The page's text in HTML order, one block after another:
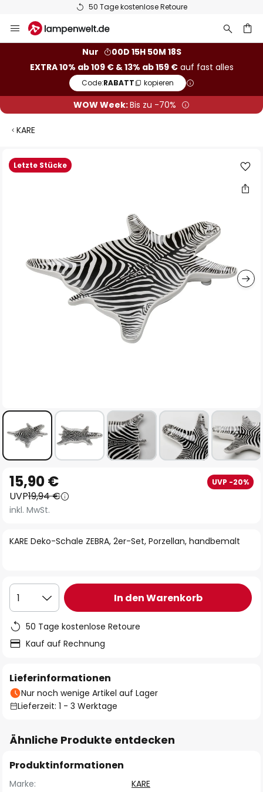
50 Tage kostenlose Retoure
Inhalt
Nur
00D 15H 50M 17S
EXTRA 10% ab 109 € & 13% ab 159 €auf fast alles
Code:RABATT kopieren
WOW Week:Bis zu -70%
KARE
Letzte Stücke
Zum
Ende
Anfang
der
Bildgalerie
KARE Deko-Schale ZEBRA, 2er-Set, Porzellan, handbemalt
15,90 € UVP -20%
UVP19,94 €
inkl. MwSt.
1 In den Warenkorb
50 Tage kostenlose Retoure
Kauf auf Rechnung
Lieferinformationen
Nur noch wenige Artikel auf Lager
Lieferzeit: 1 - 3 Werktage
Ähnliche Produkte entdecken
Produktinformationen
Marke:
KARE